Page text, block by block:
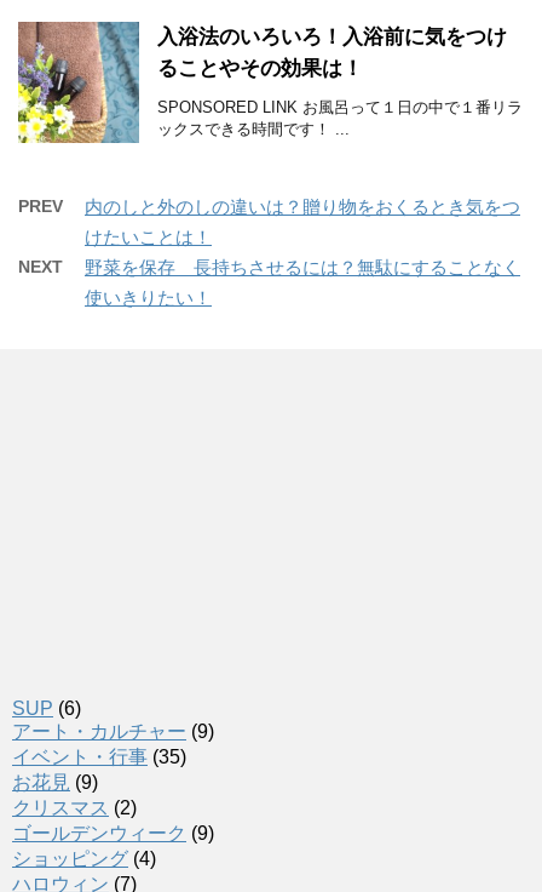
入浴法のいろいろ！入浴前に気をつけ
ることやその効果は！
SPONSORED LINK お風呂って１日の中で１番リラ
ックスできる時間です！ ...
PREV
内のしと外のしの違いは？贈り物をおくるとき気をつ
けたいことは！
NEXT
野菜を保存 長持ちさせるには？無駄にすることなく
使いきりたい！
SUP (6)
アート・カルチャー (9)
イベント・行事 (35)
お花見 (9)
クリスマス (2)
ゴールデンウィーク (9)
ショッピング (4)
ハロウィン (7)